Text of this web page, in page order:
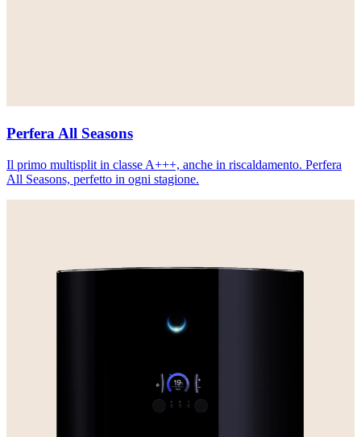
Perfera All Seasons
Il primo multisplit in classe A+++, anche in riscaldamento. Perfera
All Seasons, perfetto in ogni stagione.